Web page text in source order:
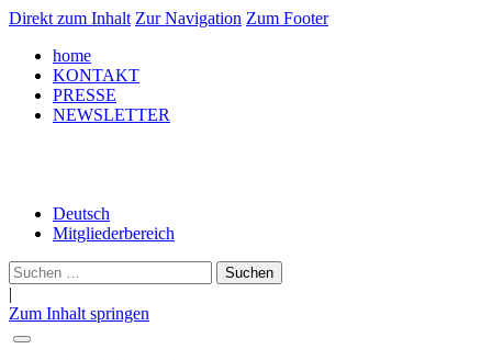
Direkt zum Inhalt Zur Navigation Zum Footer
home
KONTAKT
PRESSE
NEWSLETTER
Deutsch
Mitgliederbereich
Suche
nach:
|
Zum Inhalt springen